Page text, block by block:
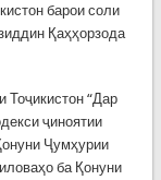
барои соли
Қаҳҳорзода
Тоҷикистон “Дар
ҷиноятии
Ҷумҳурии
ба Қонуни